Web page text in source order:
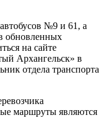
№9 и 61, а
обновленных
на сайте
Архангельск» в
отдела транспорта
маршруты являются